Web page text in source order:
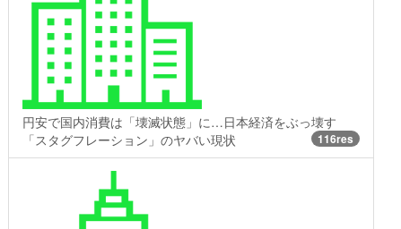
円安で国内消費は「壊滅状態」に…日本経済をぶっ壊す
「スタグフレーション」のヤバい現状
116res